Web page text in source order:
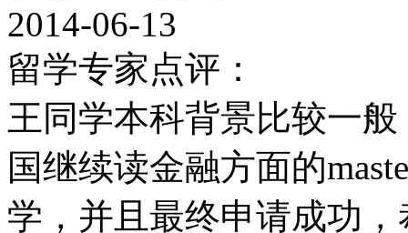
活力的海滨城市布莱顿
小时路程，附近还有2个
言，萨塞克斯大学校区
大学学院
2014-06-13
留学专家点评：
王同学本科背景比较一
国继续读金融方面的
学，并且最终申请成功